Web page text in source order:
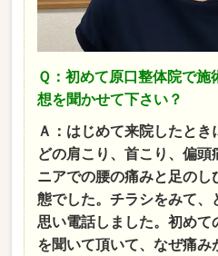
Ｑ：初めて原口整体院で
想を聞かせて下さい？
Ａ：はじめて来院したと
どの肩こり、首こり、偏
ニアでの腰の痛みと足のし
態でした。チラシをみて、
思い電話しました。初めて
を聞いて頂いて、なぜ痛み